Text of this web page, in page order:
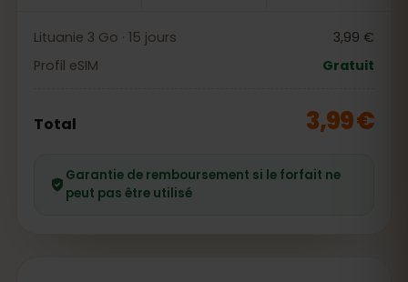
Lituanie 3 Go · 15 jours
3,99 €
Profil eSIM
Gratuit
Total 3,99 €
Garantie de remboursement si le forfait ne
peut pas être utilisé